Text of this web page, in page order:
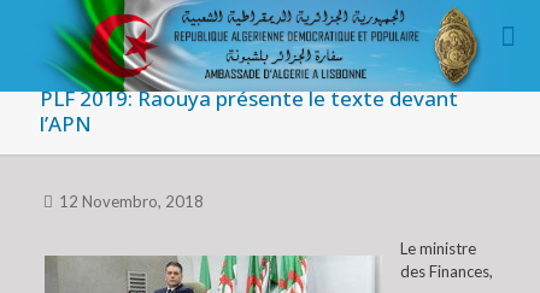
PLF 2019: Raouya présente le texte devant
l’APN
12 Novembro, 2018
Le ministre
des Finances,